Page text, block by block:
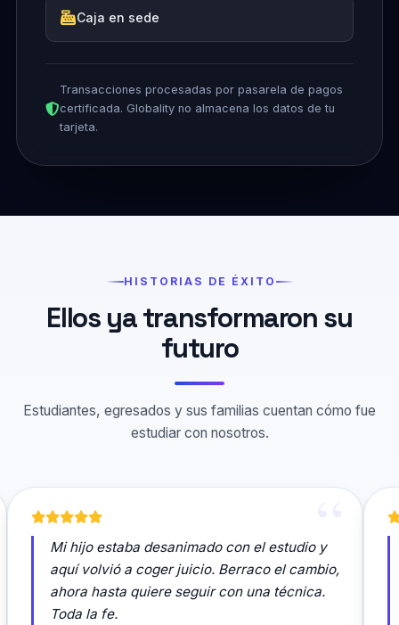
Caja en sede
Transacciones procesadas por pasarela de pagos
certificada. Globality no almacena los datos de tu
tarjeta.
HISTORIAS DE ÉXITO
Ellos ya transformaron su
futuro
Estudiantes, egresados y sus familias cuentan cómo fue
estudiar con nosotros.
Mi hijo estaba desanimado con el estudio y
aquí volvió a coger juicio. Berraco el cambio,
ahora hasta quiere seguir con una técnica.
Toda la fe.